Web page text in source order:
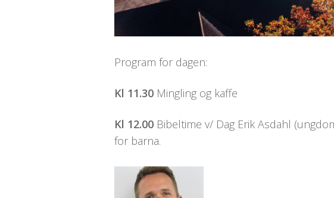
Program for dagen:
Kl 11.30 Mingling og kaffe
Kl 12.00 Bibeltime v/ Dag Erik Asdahl
for barna.